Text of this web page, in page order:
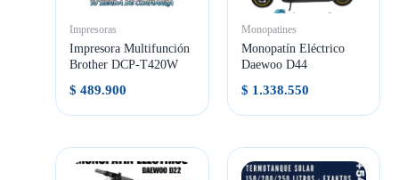
Impresoras
Impresora Multifunción
Brother DCP-T420W
$ 489.900
Monopatines
Monopatín Eléctrico
Daewoo D44
$ 1.338.550